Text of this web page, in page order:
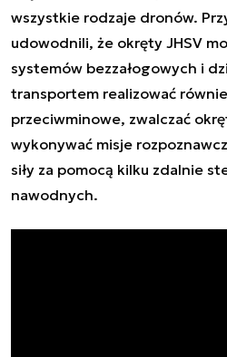
wszystkie rodzaje dronów.
udowodnili, że okręty JHSV
systemów bezzałogowych i
transportem realizować
przeciwminowe, zwalczać
wykonywać misje
siły za pomocą kilku zdalnie
nawodnych.